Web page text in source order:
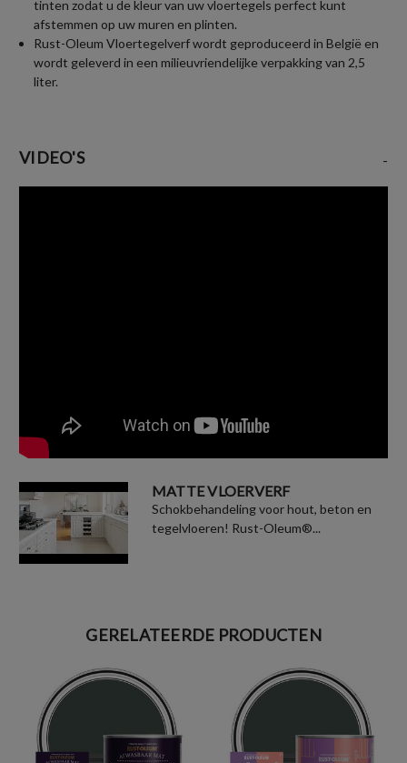
tinten zodat u de kleur van uw vloertegels perfect kunt
afstemmen op uw muren en plinten.
Rust-Oleum Vloertegelverf wordt geproduceerd in België en
wordt geleverd in een milieuvriendelijke verpakking van 2,5
liter.
VIDEO'S -
MATTE VLOERVERF
Schokbehandeling voor hout, beton en
tegelvloeren! Rust-Oleum®...
GERELATEERDE PRODUCTEN